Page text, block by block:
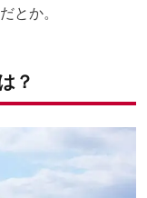
とか。
？